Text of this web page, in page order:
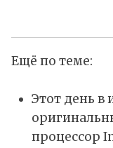
Ещё по теме:
Этот день в
процессор